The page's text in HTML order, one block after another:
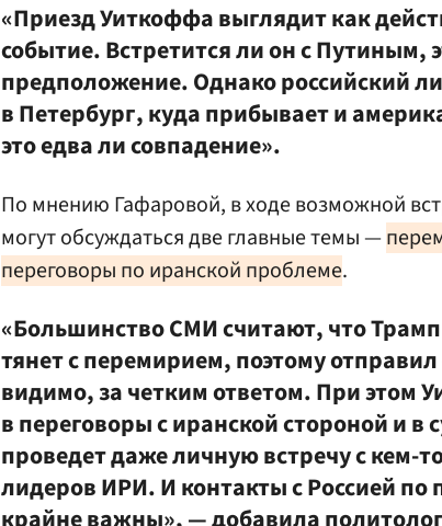
«Приезд Уиткоффа выглядит как
событие. Встретится ли он с Путиным,
предположение. Однако российский
в Петербург, куда прибывает и
это едва ли совпадение».
По мнению Гафаровой, в ходе возможной
могут обсуждаться две главные темы —
переговоры по иранской проблеме.
«Большинство СМИ считают, что Трамп
тянет с перемирием, поэтому
видимо, за четким ответом. При этом
в переговоры с иранской стороной и в
проведет даже личную встречу с кем-
лидеров ИРИ. И контакты с Россией по